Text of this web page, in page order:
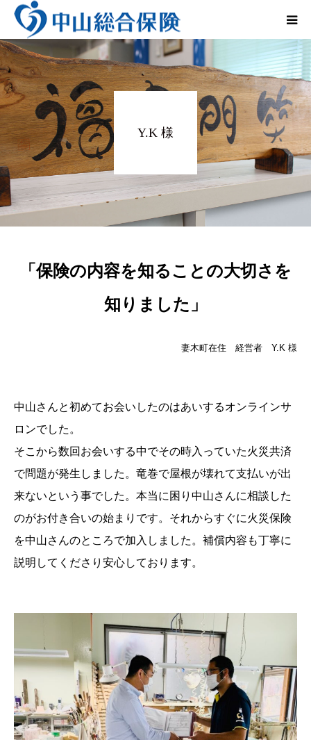
Y.K 様
「保険の内容を知ることの大切さを
知りました」
妻木町在住 経営者 Y.K 様
中山さんと初めてお会いしたのはあいするオンラインサ
ロンでした。
そこから数回お会いする中でその時入っていた火災共済
で問題が発生しました。竜巻で屋根が壊れて支払いが出
来ないという事でした。本当に困り中山さんに相談した
のがお付き合いの始まりです。それからすぐに火災保険
を中山さんのところで加入しました。補償内容も丁寧に
説明してくださり安心しております。
法人のお客さま
個人のお客さま
レンタカー事業
会社概要